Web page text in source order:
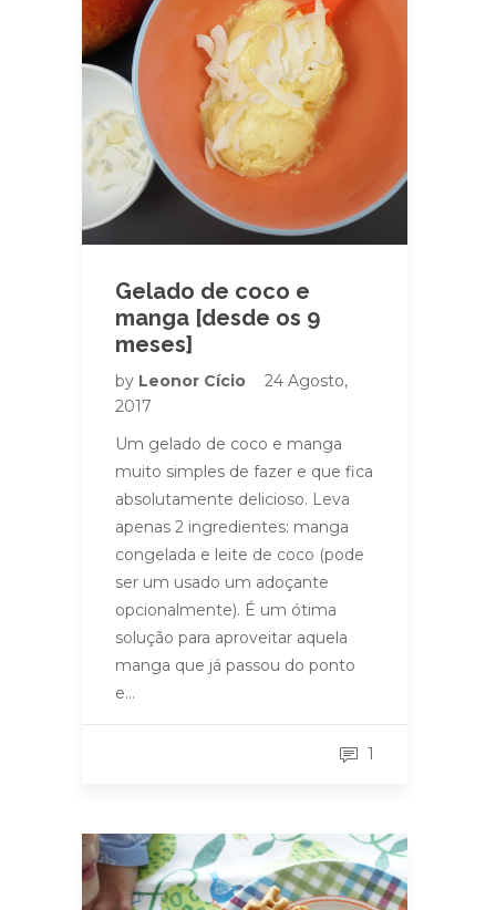
Gelado de coco e
manga [desde os 9
meses]
by Leonor Cício
24 Agosto,
2017
Um gelado de coco e manga
muito simples de fazer e que fica
absolutamente delicioso. Leva
apenas 2 ingredientes: manga
congelada e leite de coco (pode
ser um usado um adoçante
opcionalmente). É um ótima
solução para aproveitar aquela
manga que já passou do ponto
e…
1